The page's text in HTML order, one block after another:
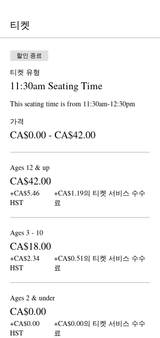
티켓
할인 종료
티켓 유형
11:30am Seating Time
This seating time is from 11:30am-12:30pm
가격
CA$0.00 - CA$42.00
Ages 12 & up
CA$42.00
+CA$5.46
HST
+CA$1.19의 티켓 서비스 수수
료
Ages 3 - 10
CA$18.00
+CA$2.34
HST
+CA$0.51의 티켓 서비스 수수
료
Ages 2 & under
CA$0.00
+CA$0.00
HST
+CA$0.00의 티켓 서비스 수수
료